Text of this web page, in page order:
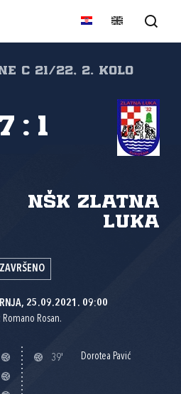
C 21/22, 2. kolo
NŠK Zlatna
luka
: 1
ZAVRŠENO
25.09.2021. 09:00
Romano Rosan.
39' Dorotea Pavić